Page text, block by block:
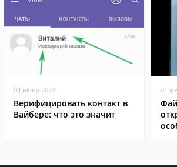
04 июня 2022
Верифицировать контакт в
Вайбере: что это значит
01